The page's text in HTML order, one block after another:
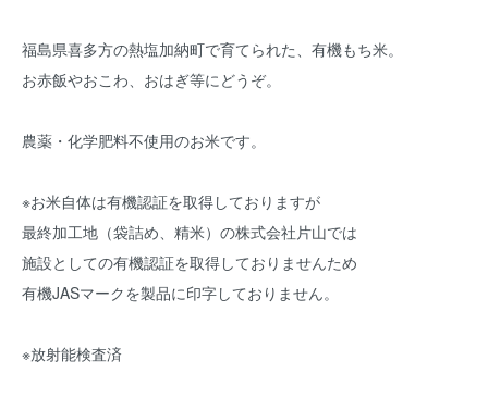
福島県喜多方の熱塩加納町で育てられた、有機もち米。
お赤飯やおこわ、おはぎ等にどうぞ。
農薬・化学肥料不使用のお米です。
※お米自体は有機認証を取得しておりますが
最終加工地（袋詰め、精米）の株式会社片山では
施設としての有機認証を取得しておりませんため
有機JASマークを製品に印字しておりません。
※放射能検査済